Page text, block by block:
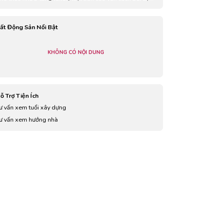
Động Sản Nổi Bật
KHÔNG CÓ NỘI DUNG
Trợ Tiện Ích
vấn xem tuổi xây dựng
vấn xem hướng nhà